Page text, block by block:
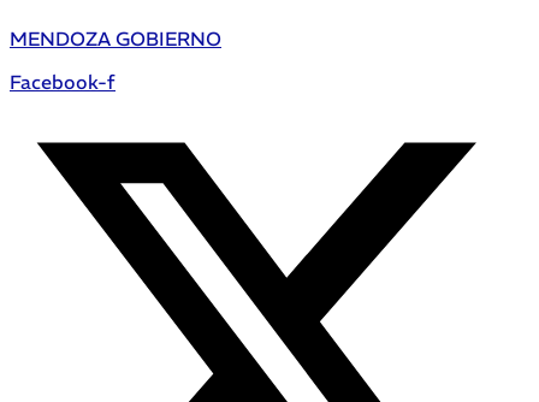
MENDOZA GOBIERNO
Facebook-f